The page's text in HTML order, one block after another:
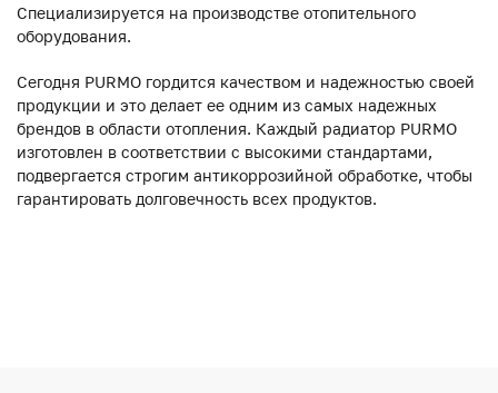
Специализируется на производстве отопительного
оборудования.
Сегодня PURMO гордится качеством и надежностью своей
продукции и это делает ее одним из самых надежных
брендов в области отопления. Каждый радиатор PURMO
изготовлен в соответствии с высокими стандартами,
подвергается строгим антикоррозийной обработке, чтобы
гарантировать долговечность всех продуктов.